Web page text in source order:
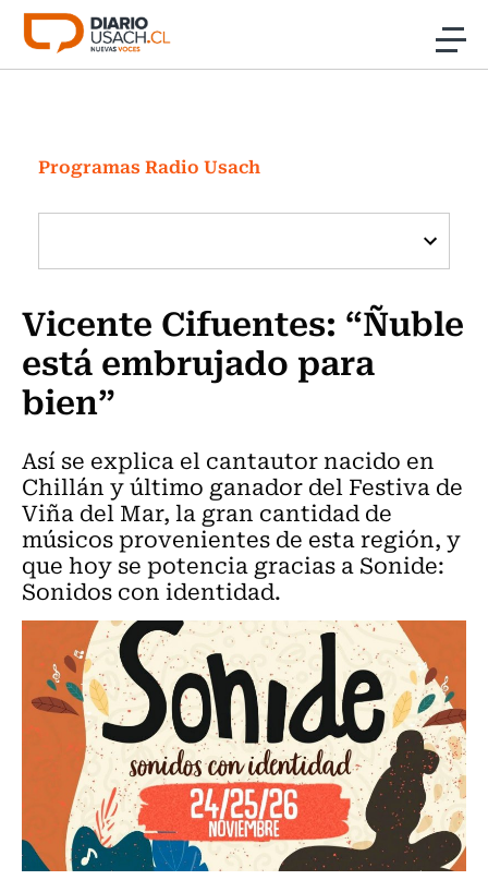
Click acá para ir directamente al contenido
Investigación
Cultura
Programas Radio y TV Usach
Programas Radio Usach
Vicente Cifuentes: “Ñuble
está embrujado para
bien”
Así se explica el cantautor nacido en
Chillán y último ganador del Festiva de
Viña del Mar, la gran cantidad de
músicos provenientes de esta región, y
que hoy se potencia gracias a Sonide:
Sonidos con identidad.